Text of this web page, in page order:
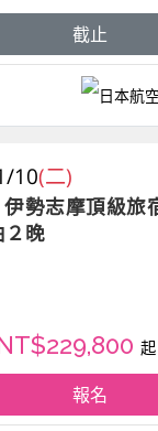
日本航
截止
10(二)
勢志摩頂級旅
晚
起
報名